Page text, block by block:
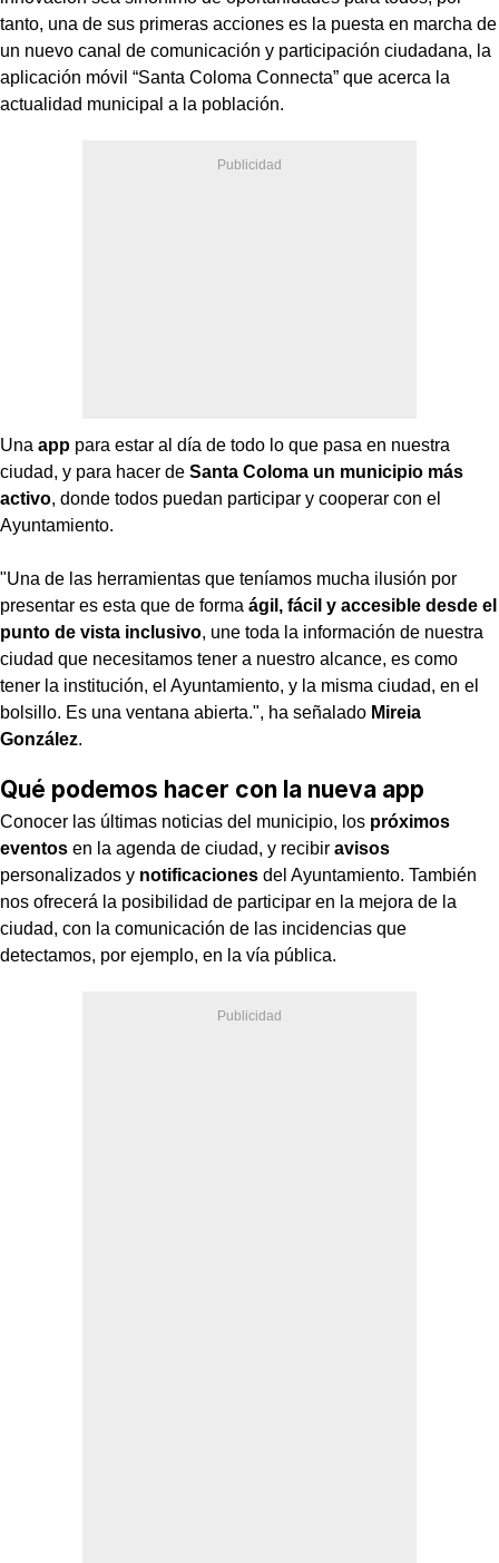
tanto, una de sus primeras acciones es la puesta en marcha de
un nuevo canal de comunicación y participación ciudadana, la
aplicación móvil “Santa Coloma Connecta” que acerca la
actualidad municipal a la población.
Una app para estar al día de todo lo que pasa en nuestra
ciudad, y para hacer de Santa Coloma un municipio más
activo, donde todos puedan participar y cooperar con el
Ayuntamiento.
"Una de las herramientas que teníamos mucha ilusión por
presentar es esta que de forma ágil, fácil y accesible desde el
punto de vista inclusivo, une toda la información de nuestra
ciudad que necesitamos tener a nuestro alcance, es como
tener la institución, el Ayuntamiento, y la misma ciudad, en el
bolsillo. Es una ventana abierta.", ha señalado Mireia
González.
Qué podemos hacer con la nueva app
Conocer las últimas noticias del municipio, los próximos
eventos en la agenda de ciudad, y recibir avisos
personalizados y notificaciones del Ayuntamiento. También
nos ofrecerá la posibilidad de participar en la mejora de la
ciudad, con la comunicación de las incidencias que
detectamos, por ejemplo, en la vía pública.